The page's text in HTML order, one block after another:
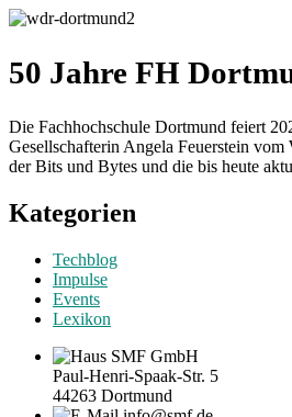
50 Jahre FH
Die Fachhochschule Dortmund feiert
Gesellschafterin Angela Feuerstein
der Bits und Bytes und die bis heute
Kategorien
Techblog
Impulse
Events
Lexikon
SMF GmbH
Paul-Henri-Spaak-Str. 5
44263 Dortmund